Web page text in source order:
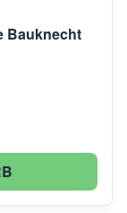
Bauknecht